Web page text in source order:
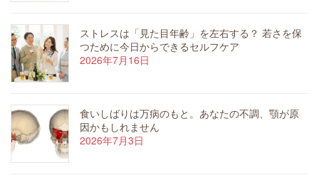
ストレスは「見た目年齢」を左右する？ 若さを保
つために今日からできるセルフケア
2026年7月16日
食いしばりは万病のもと。あなたの不調、顎が原
因かもしれません
2026年7月3日